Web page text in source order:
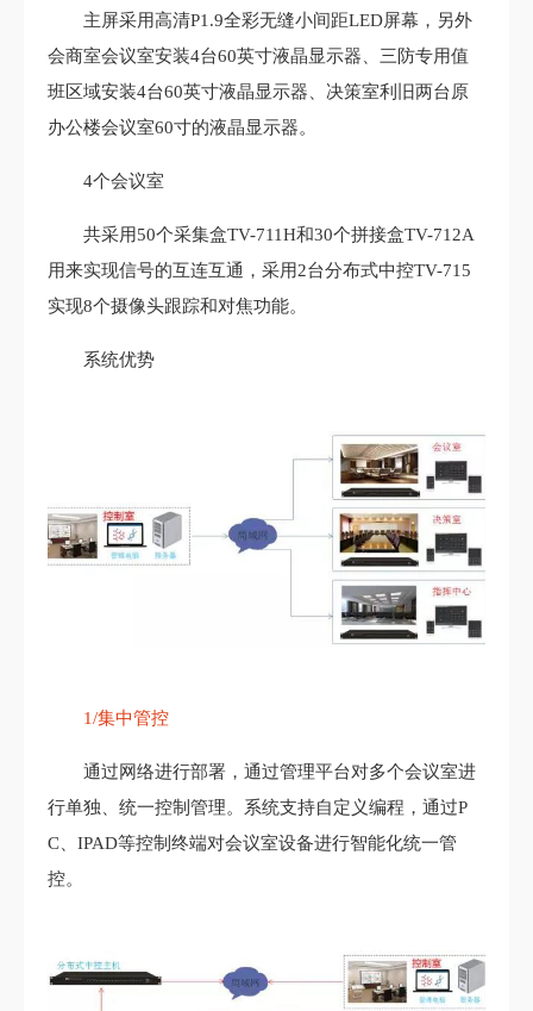
主屏采用高清P1.9全彩无缝小间距LED屏幕，另外
会商室会议室安装4台60英寸液晶显示器、三防专用值
班区域安装4台60英寸液晶显示器、决策室利旧两台原
办公楼会议室60寸的液晶显示器。
4个会议室
共采用50个采集盒TV-711H和30个拼接盒TV-712A
用来实现信号的互连互通，采用2台分布式中控TV-715
实现8个摄像头跟踪和对焦功能。
系统优势
1/集中管控
通过网络进行部署，通过管理平台对多个会议室进
行单独、统一控制管理。系统支持自定义编程，通过P
C、IPAD等控制终端对会议室设备进行智能化统一管
控。